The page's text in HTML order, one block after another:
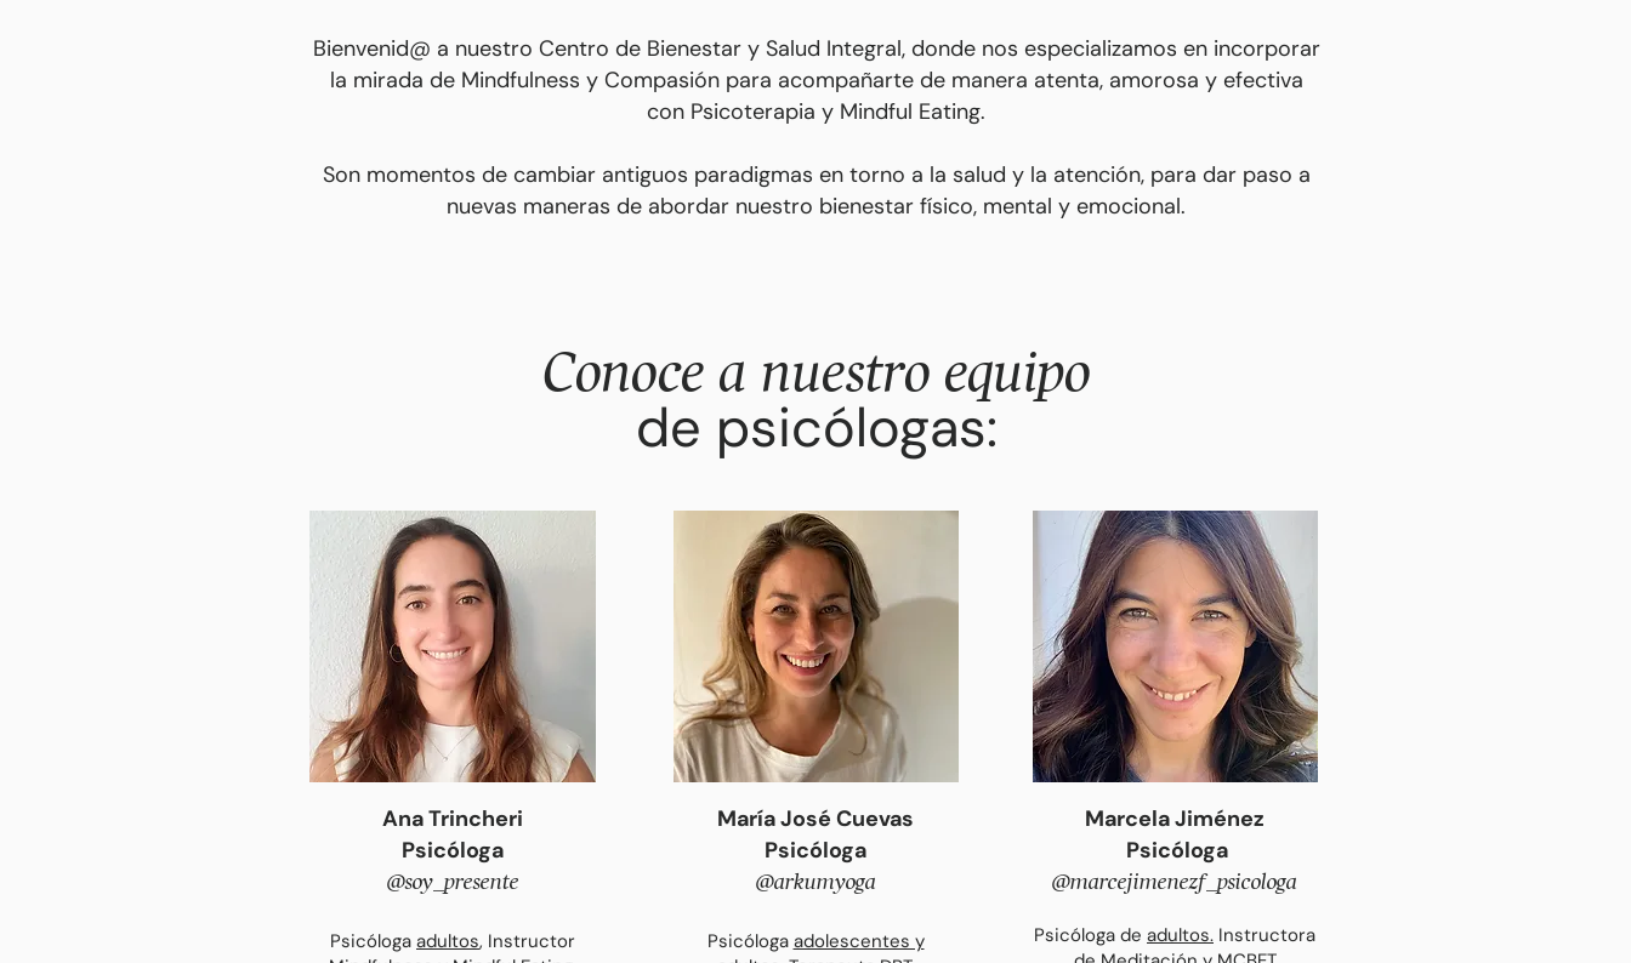
Bienvenid@ a nuestro Centro de Bienestar y Salud Integral, donde nos especializamos en incorporar
la mirada de Mindfulness y Compasión para acompañarte de manera atenta, amorosa y efectiva
con Psicoterapia y Mindful Eating.
Son momentos de cambiar antiguos paradigmas en torno a la salud y la atención, para dar paso a
nuevas maneras de abordar nuestro bienestar físico, mental y emocional.
Conoce a nuestro equipo
de psicólogas:
Ana Trincheri
Psicóloga
@soy_ presente
Psicóloga adultos, Instructor
María José Cuevas
Psicóloga
@arkumyoga
Psicóloga adolescentes y
Marcela Jiménez
Psicóloga
@marcejimenezf_psicologa
Psicóloga de adultos. Instructora